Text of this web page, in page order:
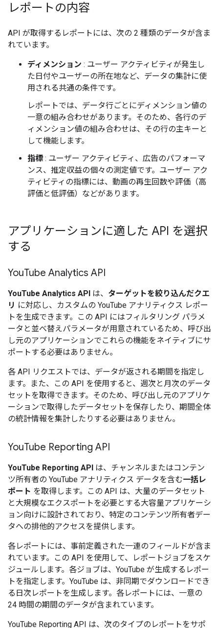
レポートの内容
API が取得するレポートには、次の 2 種類のデータが含ま
れています。
ディメンション : ユーザー アクティビティが発生し
た日付やユーザーの所在地など、データの集計に使
用される共通の条件です。
レポートでは、データ行ごとにディメンション値の
一意の組み合わせがあります。そのため、各行のデ
ィメンション値の組み合わせは、その行の主キーと
して機能します。
指標 : ユーザー アクティビティ、広告のパフォーマ
ンス、推定収益の個々の測定値です。ユーザー アク
ティビティの指標には、動画の再生回数や評価（高
評価と低評価）などがあります。
アプリケーションに適した API を選択
する
YouTube Analytics API
YouTube Analytics API は、 ターゲットを絞り込んだクエ
リ に対応し、カスタムの YouTube アナリティクス レポー
トを生成できます。この API にはフィルタリング パラメ
ータと並べ替えパラメータが用意されているため、呼び出
し元のアプリケーションでこれらの機能をネイティブにサ
ポートする必要はありません。
各 API リクエストでは、データが返される期間を指定し
ます。また、この API を使用すると、週次と月次のデータ
セットを取得できます。そのため、呼び出し元のアプリケ
ーションで取得したデータセットを保存したり、期間全体
の統計情報を集計したりする必要はありません。
YouTube Reporting API
YouTube Reporting API は、チャンネルまたはコンテン
ツ所有者の YouTube アナリティクス データを含む一括レ
ポート を取得します。この API は、大量のデータセット
と大規模なエクスポートを必要とする大容量アプリケーシ
ョン向けに設計されており、特定のコンテンツ所有者デー
タへの排他的アクセスを提供します。
各レポートには、事前定義された一連のフィールドが含ま
れています。この API を使用して、レポートジョブをスケ
ジュールします。各ジョブは、YouTube が生成するレポー
トを指定します。YouTube は、非同期でダウンロードでき
る日次レポートを生成します。各レポートには、一意の
24 時間の期間のデータが含まれています。
YouTube Reporting API は、次のタイプのレポートをサポ